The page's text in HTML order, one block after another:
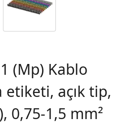
(Mp) Kablo
açık tip,
0,75-1,5 mm²